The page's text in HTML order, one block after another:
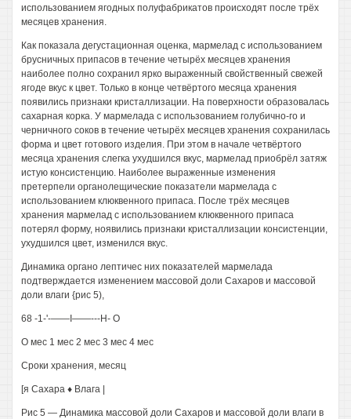
использованием ягодных полуфабрикатов происходят после трёх
месяцев хранения.
Как показала дегустационная оценка, мармелад с использованием
брусничных припасов в течение четырёх месяцев хранения
наиболее полно сохранил ярко выраженный свойственный свежей
ягоде вкус к цвет. Только в конце четвёртого месяца хранения
появились признаки кристаллизации. На поверхности образовалась
сахарная корка. У мармелада с использованием голубично-го и
черничного соков в течение четырёх месяцев хранения сохранилась
форма и цвет готового изделия. При этом в начале четвёртого
месяца хранения слегка ухудшился вкус, мармелад приобрёл затяж
истую консистенцию. Наиболее выраженные изменения
претерпели органолещические показатели мармелада с
использованием клюквенного припаса. После трёх месяцев
хранения мармелад с использованием клюквенного припаса
потерял форму, ноявились признаки кристаллизации консистенции,
ухудшился цвет, изменился вкус.
Динамика органо лептичес них показателей мармелада
подтверждается изменением массовой доли Сахаров и массовой
доли влаги {рис 5),
68 -1-'-——I——---Н- О
О мес 1 мес 2 мес 3 мес 4 мес
Сроки хранения, месяц
[я Сахара ♦ Влага |
Рис 5 — Динамика массовой доли Сахаров и массовой доли влаги в